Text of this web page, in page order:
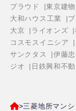
プラウド
東京建物
大和ハウス工業
大京
ライオンズ
コスモスイニシア
サンクタス
伊藤
ジオ
日鉄興和不
三菱地所マン